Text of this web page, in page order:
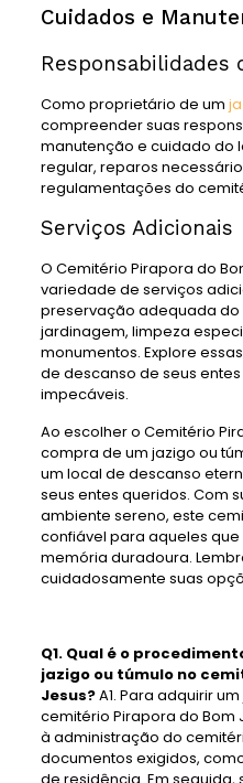
Cuidados e
Responsabilidades
Como proprietário de um
compreender suas
manutenção e cuidado do
regular, reparos
regulamentações do
Serviços Adicionais
O Cemitério Pirapora do
variedade de serviços
preservação adequada do
jardinagem, limpeza
monumentos. Explore
de descanso de seus
impecáveis.
Ao escolher o Cemitério
compra de um jazigo ou
um local de descanso
seus entes queridos. Com
ambiente sereno, este
confiável para aqueles
memória duradoura.
cuidadosamente suas
Q1. Qual é o
jazigo ou túmulo no
Jesus?A1. Para adquirir
cemitério Pirapora do Bom
à administração do
documentos exigidos,